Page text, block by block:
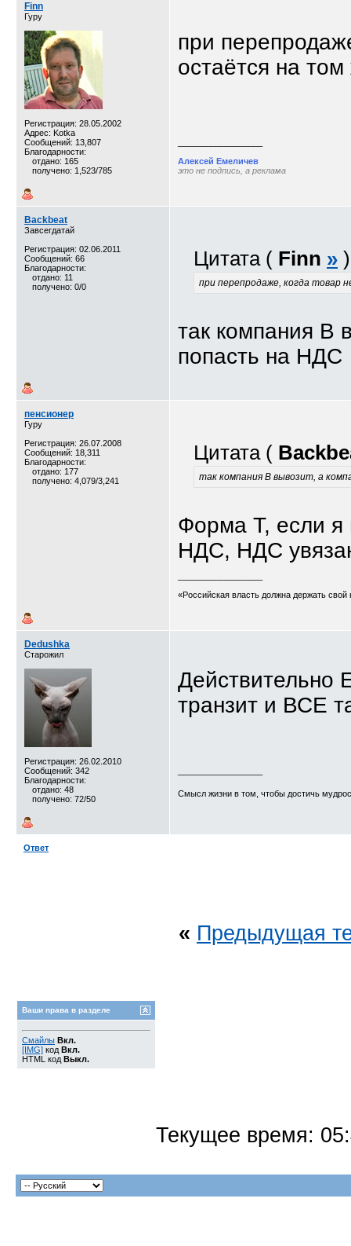
Finn
Гуру
Регистрация: 28.05.2002
Адрес: Kotka
Сообщений: 13,807
Благодарности:
отдано: 165
получено: 1,523/785
при
остаётся на
Алексей Емеличев
это не подпись, а реклама
Backbeat
Завсегдатай
Регистрация: 02.06.2011
Сообщений: 66
Благодарности:
отдано: 11
получено: 0/0
Цитата ( Finn » )
при перепродаже, когда товар
так компания В
попасть на НДС
пенсионер
Гуру
Регистрация: 26.07.2008
Сообщений: 18,311
Благодарности:
отдано: 177
получено: 4,079/3,241
Цитата (
так компания В вывозит, а
Форма T, если я
НДС, НДС
«Российская власть должна держать
Dedushka
Старожил
Регистрация: 26.02.2010
Сообщений: 342
Благодарности:
отдано: 48
получено: 72/50
Действительно
транзит и ВСЕ
Смысл жизни в том, чтобы достичь
Ответ
« Предыдущая
Ваши права в разделе
Смайлы Вкл.
[IMG] код Вкл.
HTML код Выкл.
Текущее время: